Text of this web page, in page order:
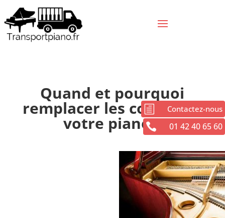
Quand et pourquoi
remplacer les cordes de
votre piano ?
h Contactez-nous
 01 42 40 65 60